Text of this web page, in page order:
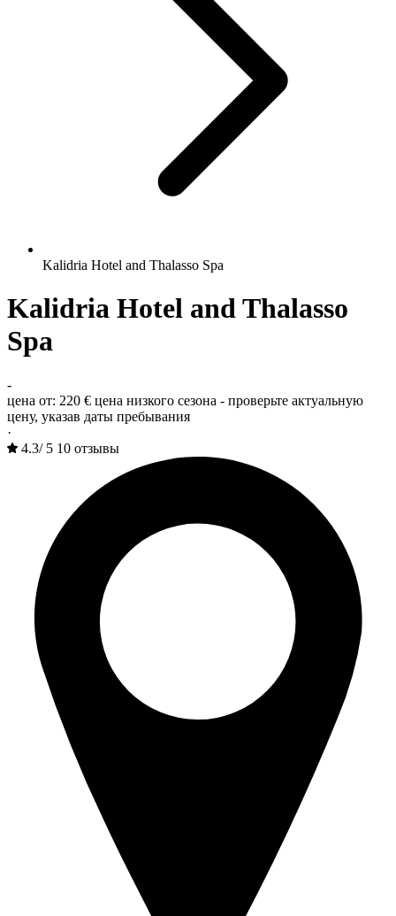
Kalidria Hotel and Thalasso Spa
Kalidria Hotel and Thalasso
Spa
-
цена от: 220 € цена низкого сезона - проверьте актуальную
цену, указав даты пребывания
·
4.3/ 5 10 отзывы